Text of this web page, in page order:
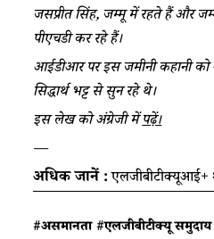
जसप्रीत सिंह, जम्मू में रहते हैं और जम्मू
पीएचडी कर रहे हैं।
आईडीआर पर इस जमीनी कहानी को
सिद्धार्थ भट्ट से सुन रहे थे।
इस लेख को अंग्रेजी मेंपढ़ें।
—
अधिक जानें :
#असमानता #एलजीबीटीक्यू समुदाय